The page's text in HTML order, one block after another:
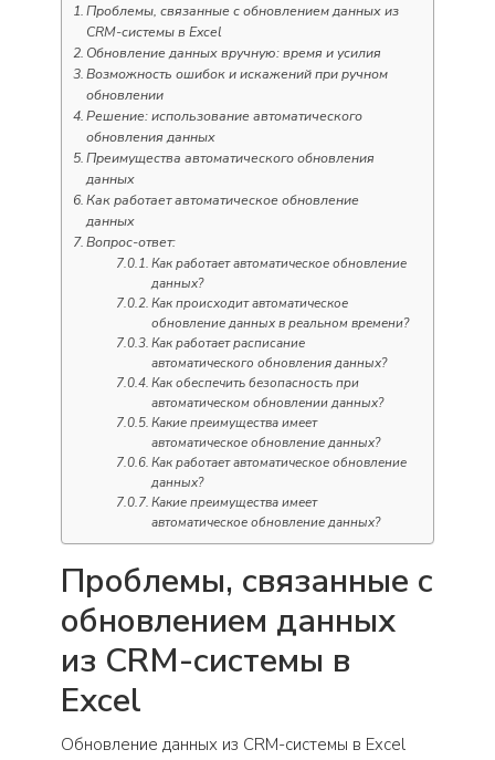
Проблемы, связанные с обновлением данных из
CRM-системы в Excel
Обновление данных вручную: время и усилия
Возможность ошибок и искажений при ручном
обновлении
Решение: использование автоматического
обновления данных
Преимущества автоматического обновления
данных
Как работает автоматическое обновление
данных
Вопрос-ответ:
Как работает автоматическое обновление
данных?
Как происходит автоматическое
обновление данных в реальном времени?
Как работает расписание
автоматического обновления данных?
Как обеспечить безопасность при
автоматическом обновлении данных?
Какие преимущества имеет
автоматическое обновление данных?
Как работает автоматическое обновление
данных?
Какие преимущества имеет
автоматическое обновление данных?
Проблемы, связанные с
обновлением данных
из CRM-системы в
Excel
Обновление данных из CRM-системы в Excel